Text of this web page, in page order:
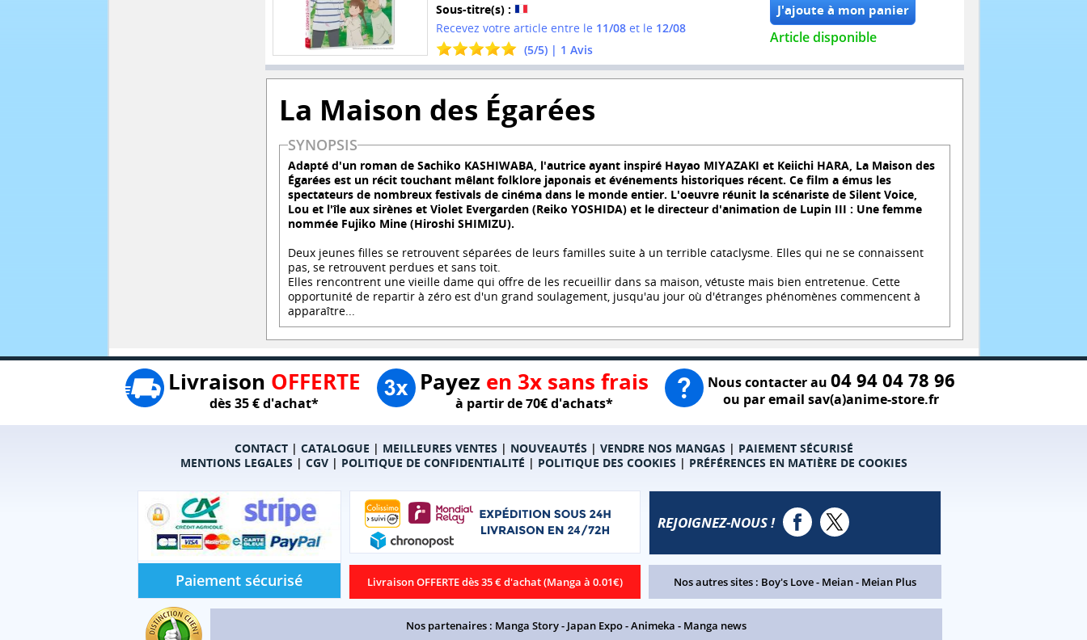
Sous-titre(s) :
Recevez votre article entre le 11/08et le 12/08
(5/5) | 1 Avis
Article disponible
La Maison des Égarées
SYNOPSIS
Adapté d'un roman de Sachiko KASHIWABA, l'autrice ayant inspiré Hayao MIYAZAKI et Keiichi HARA, La Maison des
Égarées est un récit touchant mêlant folklore japonais et événements historiques récent. Ce film a émus les
spectateurs de nombreux festivals de cinéma dans le monde entier. L'oeuvre réunit la scénariste de Silent Voice,
Lou et l'île aux sirènes et Violet Evergarden (Reiko YOSHIDA) et le directeur d'animation de Lupin III : Une femme
nommée Fujiko Mine (Hiroshi SHIMIZU).
Deux jeunes filles se retrouvent séparées de leurs familles suite à un terrible cataclysme. Elles qui ne se connaissent
pas, se retrouvent perdues et sans toit.
Elles rencontrent une vieille dame qui offre de les recueillir dans sa maison, vétuste mais bien entretenue. Cette
opportunité de repartir à zéro est d'un grand soulagement, jusqu'au jour où d'étranges phénomènes commencent à
apparaître...
Livraison OFFERTE
dès 35 € d'achat*
Payez en 3x sans frais
à partir de 70€ d'achats*
Nous contacter au 04 94 04 78 96
ou par email sav(a)anime-store.fr
CONTACT| CATALOGUE | MEILLEURES VENTES | NOUVEAUTÉS | VENDRE NOS MANGAS | PAIEMENT SÉCURISÉ
MENTIONS LEGALES | CGV| POLITIQUE DE CONFIDENTIALITÉ | POLITIQUE DES COOKIES | PRÉFÉRENCES EN MATIÈRE DE COOKIES
Paiement sécurisé Livraison OFFERTE dès 35 € d'achat (Manga à 0.01€)
REJOIGNEZ-NOUS !
Nos autres sites : Boy's Love- Meian- Meian Plus
Nos partenaires : Manga Story- Japan Expo-Animeka - Manga news